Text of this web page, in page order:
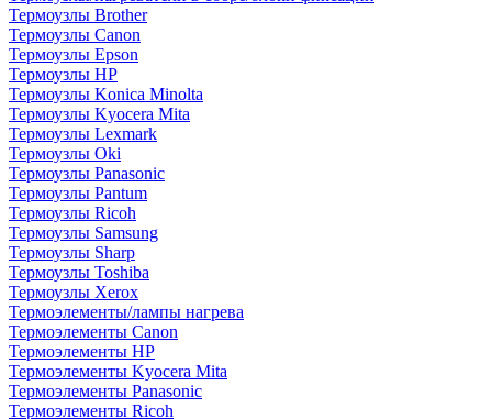
Термоузлы Brother
Термоузлы Canon
Термоузлы Epson
Термоузлы HP
Термоузлы Konica Minolta
Термоузлы Kyocera Mita
Термоузлы Lexmark
Термоузлы Oki
Термоузлы Panasonic
Термоузлы Pantum
Термоузлы Ricoh
Термоузлы Samsung
Термоузлы Sharp
Термоузлы Toshiba
Термоузлы Xerox
Термоэлементы/лампы нагрева
Термоэлементы Canon
Термоэлементы HP
Термоэлементы Kyocera Mita
Термоэлементы Panasonic
Термоэлементы Ricoh